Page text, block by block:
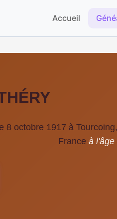
Accueil
8 octobre 1917 à
France à l'âge